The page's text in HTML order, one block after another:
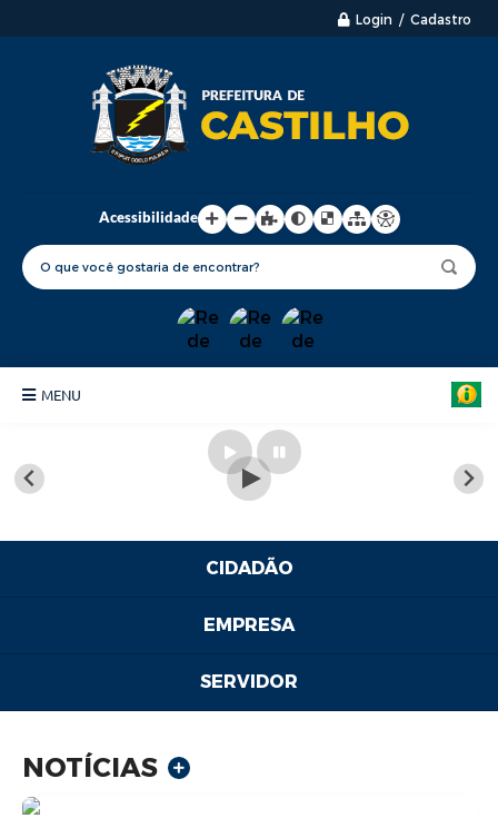
Login / Cadastro
Acessibilidade
MENU
Nossa Cidade
Legislação
Diário Oficial
Editais
CIDADÃO
EMPRESA
SERVIDOR
NOTÍCIAS